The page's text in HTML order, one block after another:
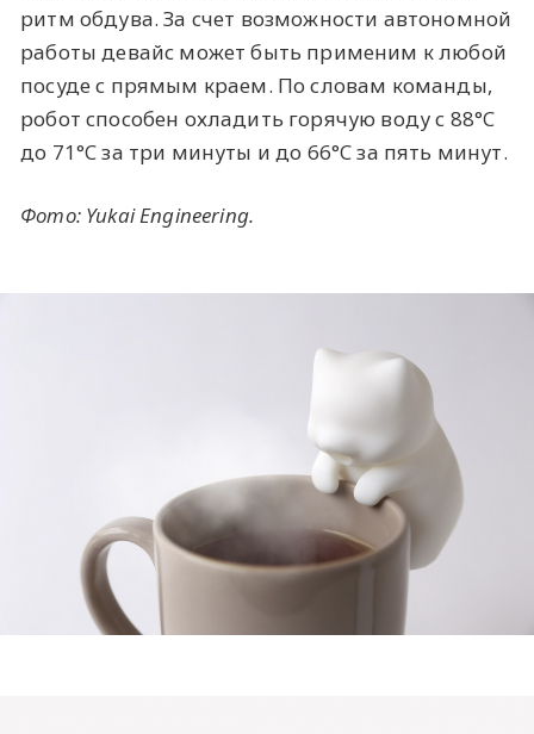
ритм обдува. За счет возможности автономной
работы девайс может быть применим к любой
посуде с прямым краем. По словам команды,
робот способен охладить горячую воду с 88°C
до 71°C за три минуты и до 66°C за пять минут.
Фото: Yukai Engineering.